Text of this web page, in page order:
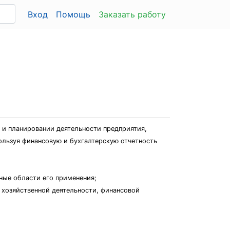
Вход Помощь Заказать работу
планировании деятельности предприятия,
финансовую и бухгалтерскую отчетность
области его применения;
деятельности, финансовой